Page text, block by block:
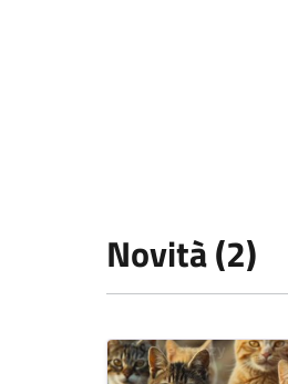
Novità (2)